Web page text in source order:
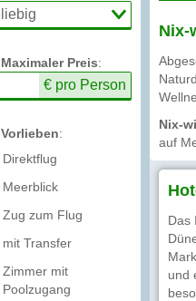
Maximaler Preis:
€ pro Person
Vorlieben:
Direktflug
Meerblick
Zug zum Flug
mit Transfer
Zimmer mit
Poolzugang
Nix-
Nix-
auf
Das
und